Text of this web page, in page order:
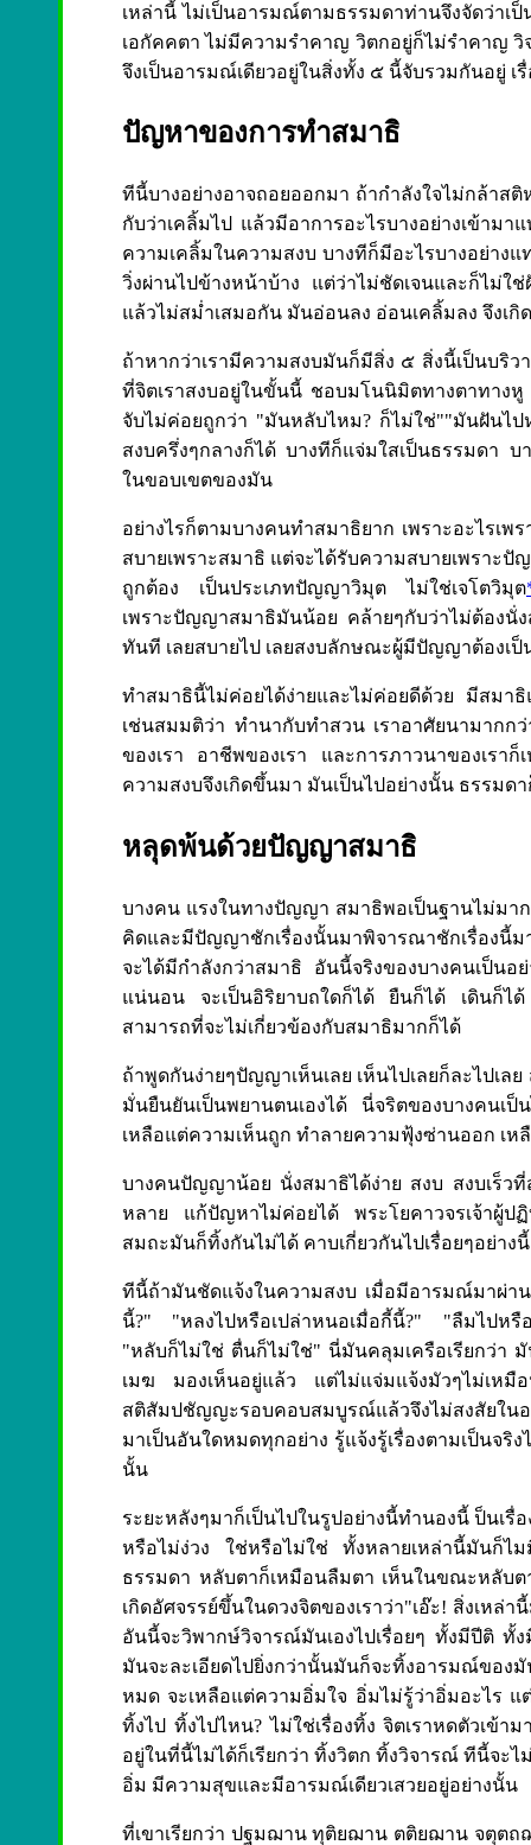
เหล่านี้ ไม่เป็นอารมณ์ตามธรรมดาท่านจึงจัดว่า
เอกัคคตา ไม่มีความรำคาญ วิตกอยู่ก็ไม่รำคาญ
จึงเป็นอารมณ์เดียวอยู่ในสิ่งทั้ง ๕ นี้จับรวมกันอยู่ เ
ปัญหาของการทำสมาธิ
ทีนี้บางอย่างอาจถอยออกมา ถ้ากำลังใจไม่กล้าส
กับว่าเคลิ้มไป แล้วมีอาการอะไรบางอย่างเข้าม
ความเคลิ้มในความสงบ บางทีก็มีอะไรบางอย่าง
วิ่งผ่านไปข้างหน้าบ้าง แต่ว่าไม่ชัดเจนและก็ไม่
แล้วไม่สม่ำเสมอกัน มันอ่อนลง อ่อนเคลิ้มลง จึงเ
ถ้าหากว่าเรามีความสงบมันก็มีสิ่ง ๕ สิ่งนี้เป็นบริ
ที่จิตเราสงบอยู่ในขั้นนี้ ชอบมโนนิมิตทางตาทาง
จับไม่ค่อยถูกว่า "มันหลับไหม? ก็ไม่ใช่""มันฝันไป
สงบครึ่งๆกลางก็ได้ บางทีก็แจ่มใสเป็นธรรมดา
ในขอบเขตของมัน
อย่างไรก็ตามบางคนทำสมาธิยาก เพราะอะไรเ
สบายเพราะสมาธิ แต่จะได้รับความสบายเพรา
ถูกต้อง เป็นประเภทปัญญาวิมุต ไม่ใช่เจโตวิมุต
เพราะปัญญาสมาธิมันน้อย คล้ายๆกับว่าไม่ต้อง
ทันที เลยสบายไป เลยสงบลักษณะผู้มีปัญญาต้องเป็
ทำสมาธินี้ไม่ค่อยได้ง่ายและไม่ค่อยดีด้วย มีสมา
เช่นสมมติว่า ทำนากับทำสวน เราอาศัยนามากก
ของเรา อาชีพของเรา และการภาวนาของเร
ความสงบจึงเกิดขึ้นมา มันเป็นไปอย่างนั้น ธรรมด
หลุดพ้นด้วยปัญญาสมาธิ
บางคน แรงในทางปัญญา สมาธิพอเป็นฐานไม่มา
คิดและมีปัญญาชักเรื่องนั้นมาพิจารณาชักเรื่องนี้
จะได้มีกำลังกว่าสมาธิ อันนี้จริงของบางคนเป็
แน่นอน จะเป็นอิริยาบถใดก็ได้ ยืนก็ได้ เดินก็
สามารถที่จะไม่เกี่ยวข้องกับสมาธิมากก็ได้
ถ้าพูดกันง่ายๆปัญญาเห็นเลย เห็นไปเลยก็ละไปเล
มั่นยืนยันเป็นพยานตนเองได้ นี่จริตของบางคนเ
เหลือแต่ความเห็นถูก ทำลายความฟุ้งซ่านออก เ
บางคนปัญญาน้อย นั่งสมาธิได้ง่าย สงบ สงบเร็ว
หลาย แก้ปัญหาไม่ค่อยได้ พระโยคาวจรเจ้าผู้
สมถะมันก็ทิ้งกันไม่ได้ คาบเกี่ยวกันไปเรื่อยๆอย่างนี้
ทีนี้ถ้ามันชัดแจ้งในความสงบ เมื่อมีอารมณ์มาผ่า
นี้?" "หลงไปหรือเปล่าหนอเมื่อกี้นี้?" "ลืมไปหรื
"หลับก็ไม่ใช่ ตื่นก็ไม่ใช่" นี่มันคลุมเครือเรียกว่า
เมฆ มองเห็นอยู่แล้ว แต่ไม่แจ่มแจ้งมัวๆไม่เหมื
สติสัมปชัญญะรอบคอบสมบูรณ์แล้วจึงไม่สงสัยใน
มาเป็นอันใดหมดทุกอย่าง รู้แจ้งรู้เรื่องตามเป็นจริ
นั้น
ระยะหลังๆมาก็เป็นไปในรูปอย่างนี้ทำนองนี้ ป็นเรื่
หรือไม่ง่วง ใช่หรือไม่ใช่ ทั้งหลายเหล่านี้มันก็ไม
ธรรมดา หลับตาก็เหมือนลืมตา เห็นในขณะหลับต
เกิดอัศจรรย์ขึ้นในดวงจิตของเราว่า"เอ๊ะ! สิ่งเห
อันนี้จะวิพากษ์วิจารณ์มันเองไปเรื่อยๆ ทั้งมีปีติ
มันจะละเอียดไปยิ่งกว่านั้นมันก็จะทิ้งอารมณ์ขอ
หมด จะเหลือแต่ความอิ่มใจ อิ่มไม่รู้ว่าอิ่มอะไร
ทิ้งไป ทิ้งไปไหน? ไม่ใช่เรื่องทิ้ง จิตเราหดตัวเข้
อยู่ในที่นี้ไม่ได้ก็เรียกว่า ทิ้งวิตก ทิ้งวิจารณ์ ทีนี้จ
อิ่ม มีความสุขและมีอารมณ์เดียวเสวยอยู่อย่างนั้น
ที่เขาเรียกว่า ปฐมฌาน ทุติยฌาน ตติยฌาน จตุตถ